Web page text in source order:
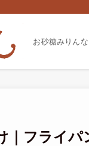
お砂糖みりん
｜フライ